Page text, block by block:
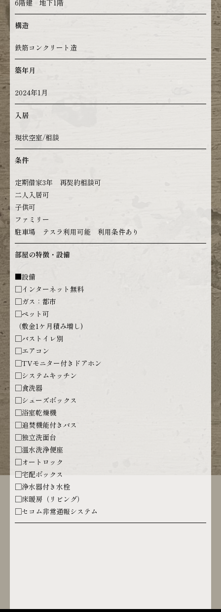
6階建 地下1階
構造
鉄筋コンクリート造
築年月
2024年1月
入居
現状空室/相談
条件
定期借家3年 再契約相談可
二人入居可
子供可
ファミリー
駐車場 テスラ利用可能 利用条件あり
部屋の特徴・設備
■設備
□インターネット無料
□ガス：都市
□ペット可
（敷金1ケ月積み増し)
□バストイレ別
□エアコン
□TVモニター付きドアホン
□システムキッチン
□食洗器
□シューズボックス
□浴室乾燥機
□追焚機能付きバス
□独立洗面台
□温水洗浄便座
□オートロック
□宅配ボックス
□浄水器付き水栓
□床暖房（リビング）
□セコム非常通報システム